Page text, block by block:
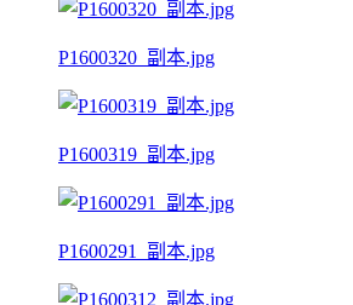
P1600320_副本.jpg
P1600319_副本.jpg
P1600291_副本.jpg